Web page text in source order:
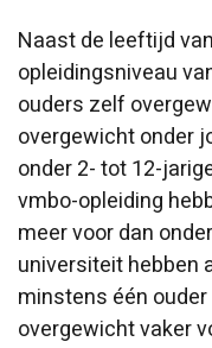
Naast de leeftijd
opleidingsniveau
ouders zelf
overgewicht onder
onder 2- tot 12-
vmbo-opleiding
meer voor dan
universiteit hebben
minstens één
overgewicht vaker